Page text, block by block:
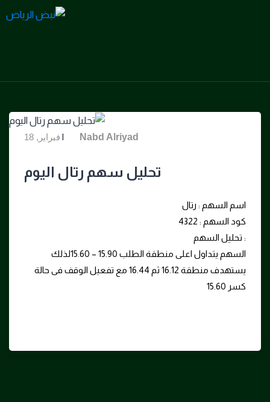
ByNabd Alriyad
|فبراير, 18
تحليل سهم رتال اليوم
اسم السهم : رتال
كود السهم : 4322
: تحليل السهم
السهم يتداول اعلى منطقة الطلب 15.90 – 15.60لذلك
يستهدف منطقة 16.12 ثم 16.44 مع تفعيل الوقف فى حالة
كسر 15.60